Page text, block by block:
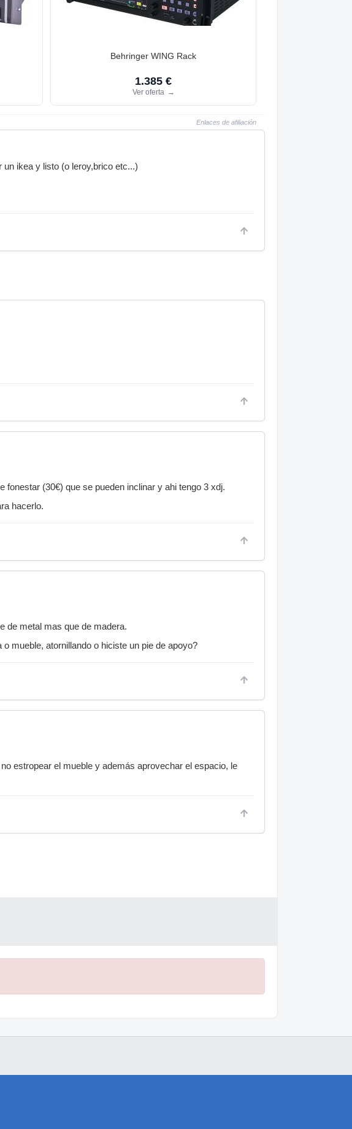
Behringer WING Rack
1.385 €
Ver oferta →
Enlaces de afiliación
ikea y listo (o leroy,brico etc...)
(30€) que se pueden inclinar y ahi tengo 3 xdj.
hacerlo.
de metal mas que de madera.
mueble, atornillando o hiciste un pie de apoyo?
estropear el mueble y además aprovechar el espacio, le